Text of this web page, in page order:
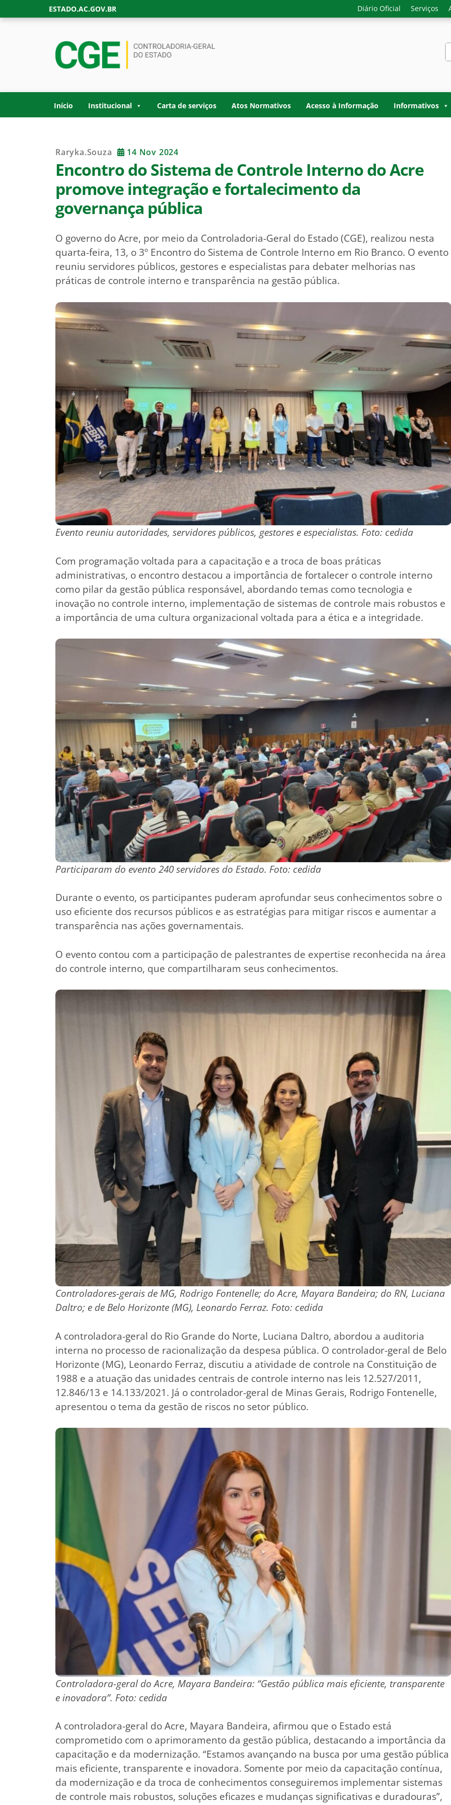
to
ESTADO.AC.GOV.BR Diário Oficial Serviços
GOVERNO DO ESTADO DO ACRE
Início Institucional Carta de serviços Atos Normativos Acesso à Informação Informativos
Raryka.souza 14 Nov 2024
Encontro do Sistema de Controle Interno do Acre
promove integração e fortalecimento da
governança pública
O governo do Acre, por meio da Controladoria-Geral do Estado (CGE), realizou nesta
quarta-feira, 13, o 3º Encontro do Sistema de Controle Interno em Rio Branco. O evento
reuniu servidores públicos, gestores e especialistas para debater melhorias nas
práticas de controle interno e transparência na gestão pública.
Evento reuniu autoridades, servidores públicos, gestores e especialistas. Foto: cedida
Com programação voltada para a capacitação e a troca de boas práticas
administrativas, o encontro destacou a importância de fortalecer o controle interno
como pilar da gestão pública responsável, abordando temas como tecnologia e
inovação no controle interno, implementação de sistemas de controle mais robustos e
a importância de uma cultura organizacional voltada para a ética e a integridade.
Participaram do evento 240 servidores do Estado. Foto: cedida
Durante o evento, os participantes puderam aprofundar seus conhecimentos sobre o
uso eficiente dos recursos públicos e as estratégias para mitigar riscos e aumentar a
transparência nas ações governamentais.
O evento contou com a participação de palestrantes de expertise reconhecida na área
do controle interno, que compartilharam seus conhecimentos.
Controladores-gerais de MG, Rodrigo Fontenelle; do Acre, Mayara Bandeira; do RN, Luciana
Daltro; e de Belo Horizonte (MG), Leonardo Ferraz. Foto: cedida
A controladora-geral do Rio Grande do Norte, Luciana Daltro, abordou a auditoria
interna no processo de racionalização da despesa pública. O controlador-geral de Belo
Horizonte (MG), Leonardo Ferraz, discutiu a atividade de controle na Constituição de
1988 e a atuação das unidades centrais de controle interno nas leis 12.527/2011,
12.846/13 e 14.133/2021. Já o controlador-geral de Minas Gerais, Rodrigo Fontenelle,
apresentou o tema da gestão de riscos no setor público.
Controladora-geral do Acre, Mayara Bandeira: “Gestão pública mais eficiente, transparente
e inovadora”. Foto: cedida
A controladora-geral do Acre, Mayara Bandeira, afirmou que o Estado está
comprometido com o aprimoramento da gestão pública, destacando a importância da
capacitação e da modernização. “Estamos avançando na busca por uma gestão pública
mais eficiente, transparente e inovadora. Somente por meio da capacitação contínua,
da modernização e da troca de conhecimentos conseguiremos implementar sistemas
de controle mais robustos, soluções eficazes e mudanças significativas e duradouras”,